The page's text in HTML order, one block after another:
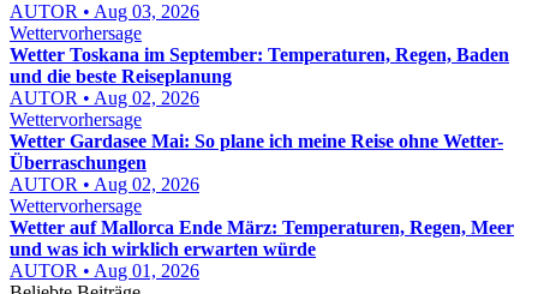
AUTOR • Aug 03, 2026
Wettervorhersage
Wetter Toskana im September: Temperaturen, Regen, Baden
und die beste Reiseplanung
AUTOR • Aug 02, 2026
Wettervorhersage
Wetter Gardasee Mai: So plane ich meine Reise ohne Wetter-
Überraschungen
AUTOR • Aug 02, 2026
Wettervorhersage
Wetter auf Mallorca Ende März: Temperaturen, Regen, Meer
und was ich wirklich erwarten würde
AUTOR • Aug 01, 2026